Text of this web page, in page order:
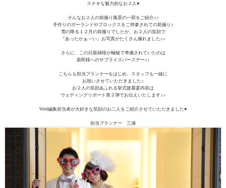
ステキな魅力的なお２人♥
そんなお２人の前撮り風景の一部をご紹介♪♪
手作りのガーランドやプロックスをご持参されての前撮り♪
雪の降る１２月の前撮りでしたが、お２人の笑顔で
『あったかぁ～い』お写真がたくさん撮れました♪♪
さらに、この日新婦様が極秘で準備されていたのは
新郎様へのサプライズバースデー♪♪
こちらも担当プランナーをはじめ、スタッフも一緒に
お祝いさせていただきました♪
お２人の笑顔あふれる挙式披露宴内容は
ウェディングリポート第２弾でお伝えいたします♪♪
Wed編集担当者が大好きな笑顔のお二人をご紹介させていただきました♥
担当プランナー 三浦